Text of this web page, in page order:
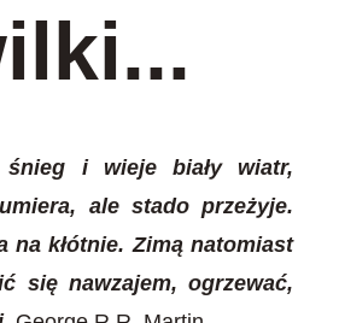
śnieg i wieje biały wiatr,
ale stado przeżyje.
na kłótnie. Zimą natomiast
się nawzajem, ogrzewać,